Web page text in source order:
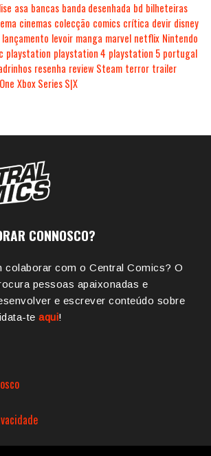
asa bancas banda desenhada bd bilheteiras
cinemas colecção comics crítica devir disney
lançamento levoir manga marvel netflix Nintendo
playstation playstation 4 playstation 5 portugal
resenha review Steam terror trailer
Xbox Series S|X
CONNOSCO?
colaborar com o Central Comics? O
pessoas apaixonadas e
e escrever conteúdo sobre
te aqui!